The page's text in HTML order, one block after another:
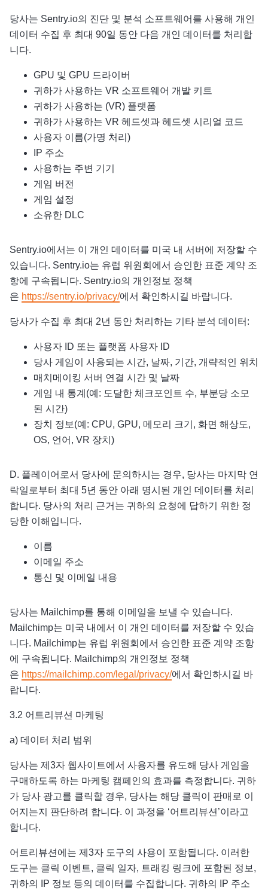
당사는 Sentry.io의 진단 및 분석 소프트웨어를 사용해 개인
데이터 수집 후 최대 90일 동안 다음 개인 데이터를 처리합
니다.
GPU 및 GPU 드라이버
귀하가 사용하는 VR 소프트웨어 개발 키트
귀하가 사용하는 (VR) 플랫폼
귀하가 사용하는 VR 헤드셋과 헤드셋 시리얼 코드
사용자 이름(가명 처리)
IP 주소
사용하는 주변 기기
게임 버전
게임 설정
소유한 DLC
Sentry.io에서는 이 개인 데이터를 미국 내 서버에 저장할 수
있습니다. Sentry.io는 유럽 위원회에서 승인한 표준 계약 조
항에 구속됩니다. Sentry.io의 개인정보 정책
은 https://sentry.io/privacy/에서 확인하시길 바랍니다.
당사가 수집 후 최대 2년 동안 처리하는 기타 분석 데이터:
사용자 ID 또는 플랫폼 사용자 ID
당사 게임이 사용되는 시간, 날짜, 기간, 개략적인 위치
매치메이킹 서버 연결 시간 및 날짜
게임 내 통계(예: 도달한 체크포인트 수, 부분당 소모
된 시간)
장치 정보(예: CPU, GPU, 메모리 크기, 화면 해상도,
OS, 언어, VR 장치)
D. 플레이어로서 당사에 문의하시는 경우, 당사는 마지막 연
락일로부터 최대 5년 동안 아래 명시된 개인 데이터를 처리
합니다. 당사의 처리 근거는 귀하의 요청에 답하기 위한 정
당한 이해입니다.
이름
이메일 주소
통신 및 이메일 내용
당사는 Mailchimp를 통해 이메일을 보낼 수 있습니다.
Mailchimp는 미국 내에서 이 개인 데이터를 저장할 수 있습
니다. Mailchimp는 유럽 위원회에서 승인한 표준 계약 조항
에 구속됩니다. Mailchimp의 개인정보 정책
은 https://mailchimp.com/legal/privacy/에서 확인하시길 바
랍니다.
3.2 어트리뷰션 마케팅
a) 데이터 처리 범위
당사는 제3자 웹사이트에서 사용자를 유도해 당사 게임을
구매하도록 하는 마케팅 캠페인의 효과를 측정합니다. 귀하
가 당사 광고를 클릭할 경우, 당사는 해당 클릭이 판매로 이
어지는지 판단하려 합니다. 이 과정을 ‘어트리뷰션’이라고
합니다.
어트리뷰션에는 제3자 도구의 사용이 포함됩니다. 이러한
도구는 클릭 이벤트, 클릭 일자, 트래킹 링크에 포함된 정보,
귀하의 IP 정보 등의 데이터를 수집합니다. 귀하의 IP 주소